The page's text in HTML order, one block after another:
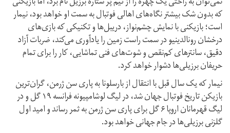
که بدون شک بیشتر نگاه‌های اهالی فوتبال به سمت او خواهد بود، نیمار
است؛ بازیکنی با نمایش چشم‌نواز، دریبل‌ها و تکنیکی که بازی‌های
درخشان رونالدینیو در سمت راست زمین را یادآوری می‌کند، ضربات آزاد
دقیق، سانترهای کم‌نقص و شوت‌های فنی تماشایی، کار را برای تمام
حریفان برزیلی‌ها دشوار خواهد کرد.
نیمار که یک سال قبل با انتقال از بارسلونا به پاری سن ژرمن، گران‌ترین
بازیکن تاریخ فوتبال جهان شد، در لیگ لوشامپیونه فرانسه ۱۹ گل و در
لیگ قهرمانان اروپا ۶ گل برای پاری سن ژرمن به ثمر رساند و امید اول
گلزنی برزیلی‌ها در جام جهانی خواهد بود.